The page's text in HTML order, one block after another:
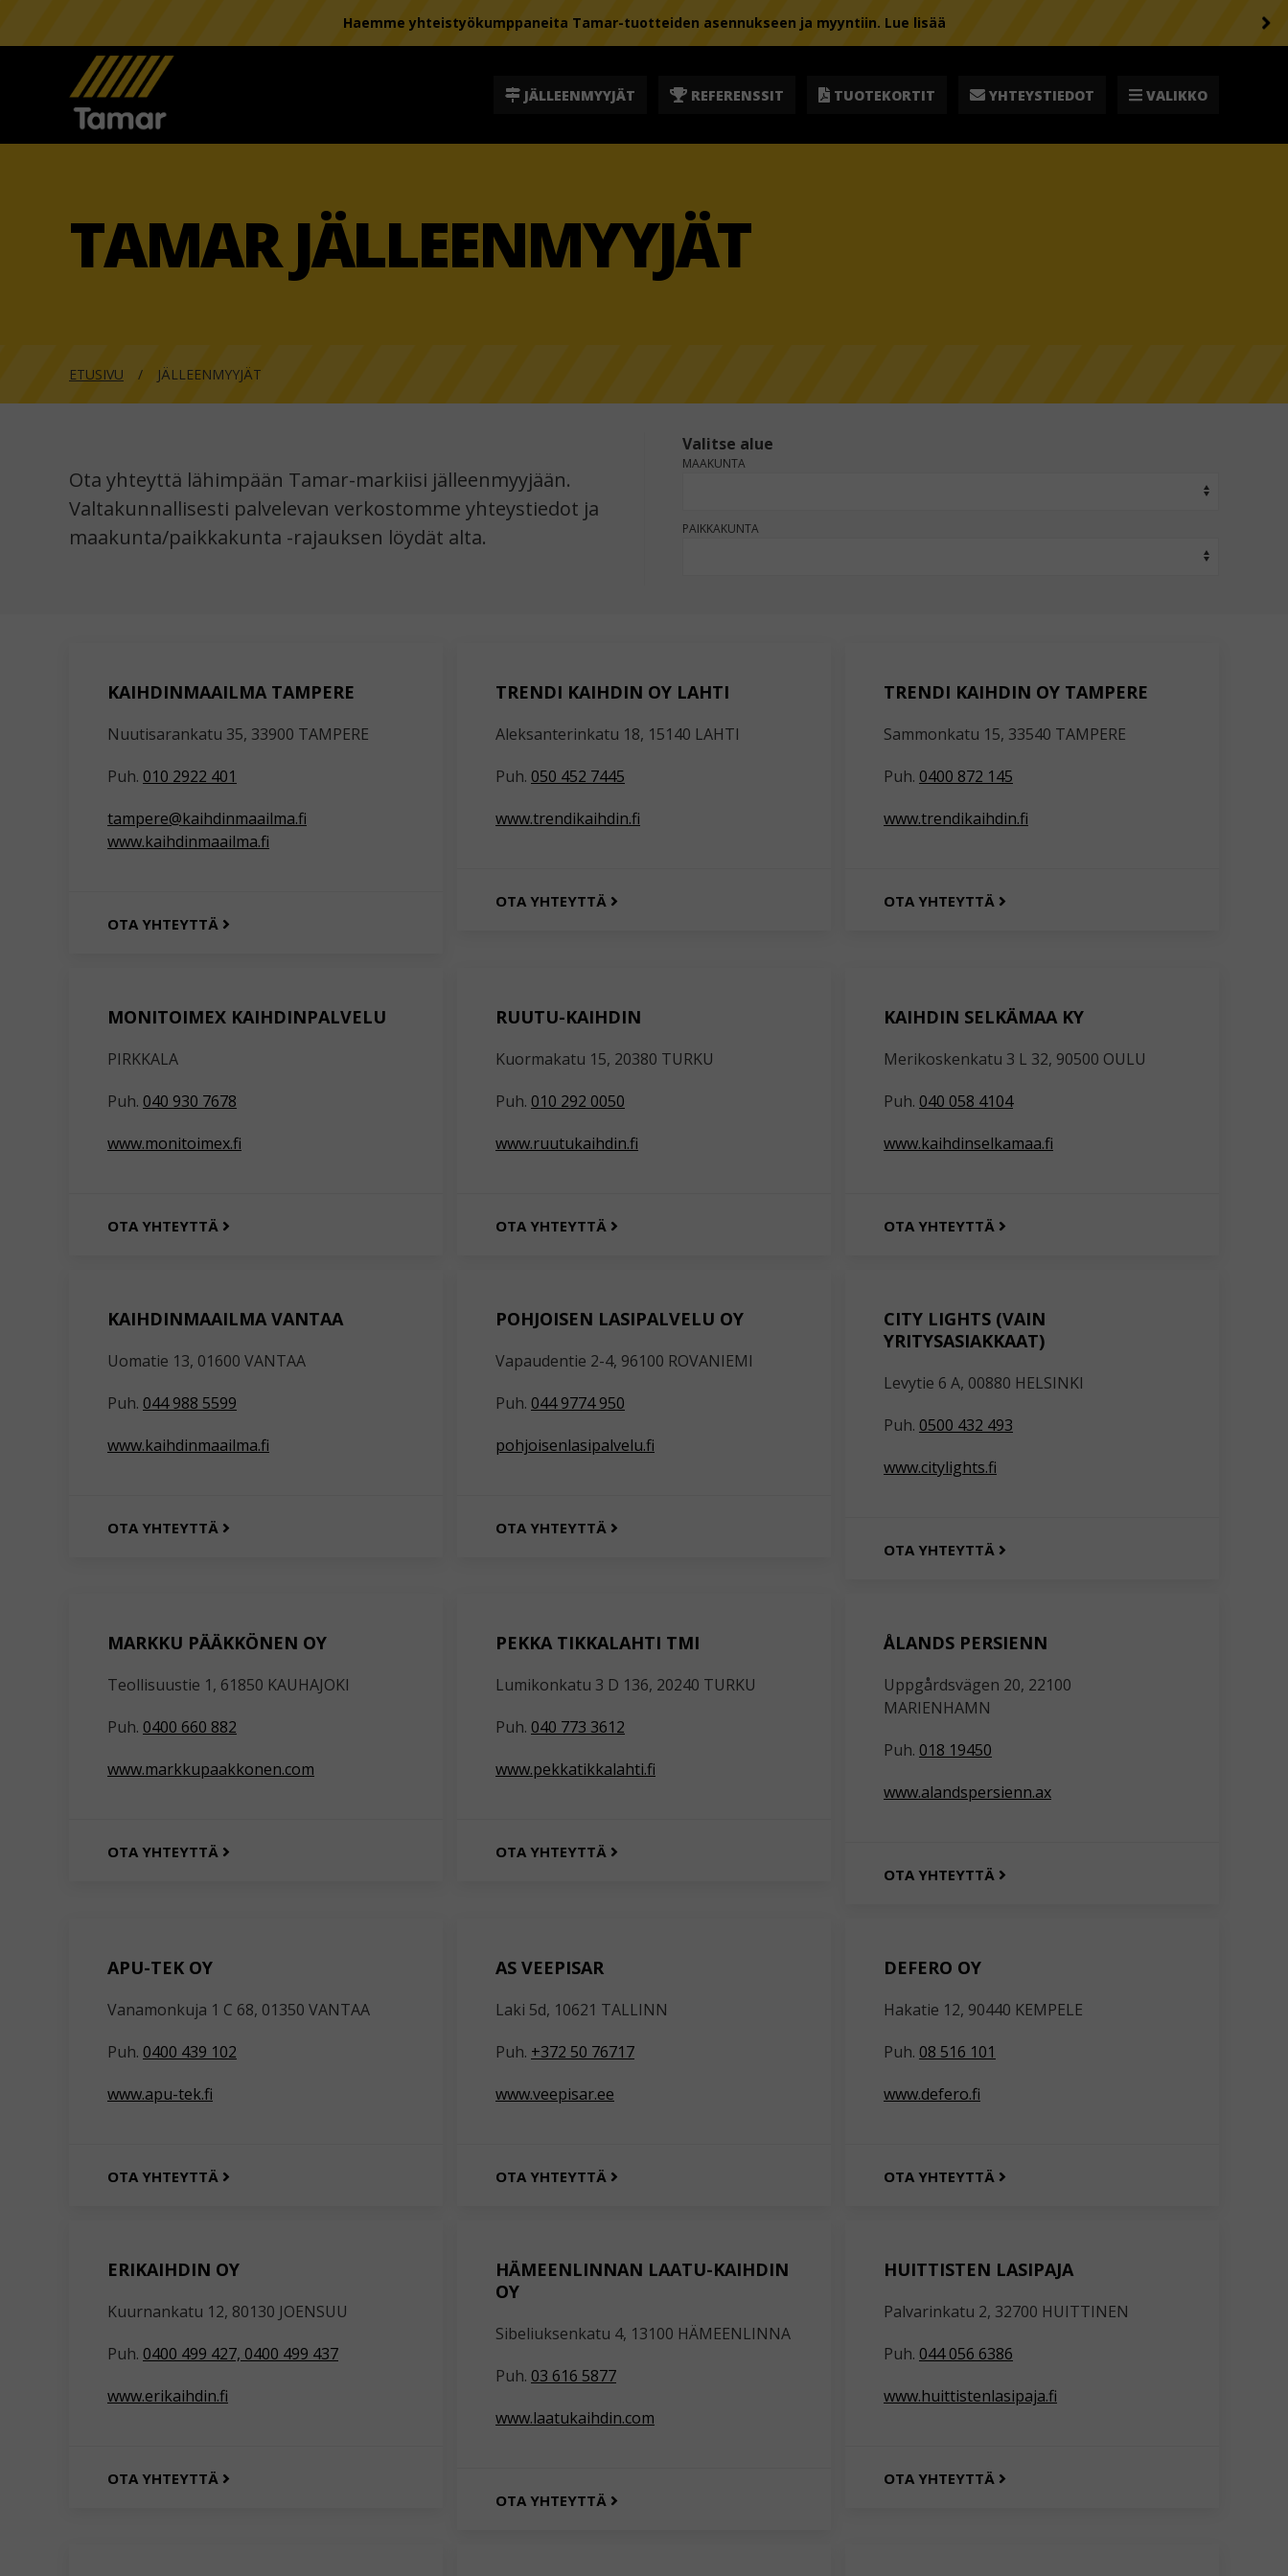
Haemme yhteistyökumppaneita Tamar-tuotteiden asennukseen ja myyntiin. Lue lisää
JÄLLEENMYYJÄT REFERENSSIT TUOTEKORTIT YHTEYSTIEDOT VALIKKO
TAMAR JÄLLEENMYYJÄT
ETUSIVU JÄLLEENMYYJÄT
Ota yhteyttä lähimpään Tamar-markiisi jälleenmyyjään.
Valtakunnallisesti palvelevan verkostomme yhteystiedot ja
maakunta/paikkakunta -rajauksen löydät alta.
Valitse alue
KOMMENTIT
MAAKUNTA
PAIKKAKUNTA
KAIHDINMAAILMA TAMPERE
Nuutisarankatu 35, 33900 TAMPERE
Puh. 010 2922 401
tampere@kaihdinmaailma.fi
www.kaihdinmaailma.fi
OTA YHTEYTTÄ
TRENDI KAIHDIN OY LAHTI
Aleksanterinkatu 18, 15140 LAHTI
Puh. 050 452 7445
www.trendikaihdin.fi
OTA YHTEYTTÄ
TRENDI KAIHDIN OY TAMPERE
Sammonkatu 15, 33540 TAMPERE
Puh. 0400 872 145
www.trendikaihdin.fi
OTA YHTEYTTÄ
MONITOIMEX KAIHDINPALVELU
PIRKKALA
Puh. 040 930 7678
www.monitoimex.fi
OTA YHTEYTTÄ
RUUTU-KAIHDIN
Kuormakatu 15, 20380 TURKU
Puh. 010 292 0050
www.ruutukaihdin.fi
OTA YHTEYTTÄ
KAIHDIN SELKÄMAA KY
Merikoskenkatu 3 L 32, 90500 OULU
Puh. 040 058 4104
www.kaihdinselkamaa.fi
OTA YHTEYTTÄ
KAIHDINMAAILMA VANTAA
Uomatie 13, 01600 VANTAA
Puh. 044 988 5599
www.kaihdinmaailma.fi
OTA YHTEYTTÄ
POHJOISEN LASIPALVELU OY
Vapaudentie 2-4, 96100 ROVANIEMI
Puh. 044 9774 950
pohjoisenlasipalvelu.fi
OTA YHTEYTTÄ
CITY LIGHTS (VAIN
YRITYSASIAKKAAT)
Levytie 6 A, 00880 HELSINKI
Puh. 0500 432 493
www.citylights.fi
OTA YHTEYTTÄ
MARKKU PÄÄKKÖNEN OY
Teollisuustie 1, 61850 KAUHAJOKI
Puh. 0400 660 882
www.markkupaakkonen.com
OTA YHTEYTTÄ
PEKKA TIKKALAHTI TMI
Lumikonkatu 3 D 136, 20240 TURKU
Puh. 040 773 3612
www.pekkatikkalahti.fi
OTA YHTEYTTÄ
ÅLANDS PERSIENN
Uppgårdsvägen 20, 22100
MARIENHAMN
Puh. 018 19450
www.alandspersienn.ax
OTA YHTEYTTÄ
APU-TEK OY
Vanamonkuja 1 C 68, 01350 VANTAA
Puh. 0400 439 102
www.apu-tek.fi
OTA YHTEYTTÄ
AS VEEPISAR
Laki 5d, 10621 TALLINN
Puh. +372 50 76717
www.veepisar.ee
OTA YHTEYTTÄ
DEFERO OY
Hakatie 12, 90440 KEMPELE
Puh. 08 516 101
www.defero.fi
OTA YHTEYTTÄ
ERIKAIHDIN OY
Kuurnankatu 12, 80130 JOENSUU
Puh. 0400 499 427, 0400 499 437
www.erikaihdin.fi
OTA YHTEYTTÄ
HÄMEENLINNAN LAATU-KAIHDIN
OY
Sibeliuksenkatu 4, 13100 HÄMEENLINNA
Puh. 03 616 5877
www.laatukaihdin.com
OTA YHTEYTTÄ
HUITTISTEN LASIPAJA
Palvarinkatu 2, 32700 HUITTINEN
Puh. 044 056 6386
www.huittistenlasipaja.fi
OTA YHTEYTTÄ